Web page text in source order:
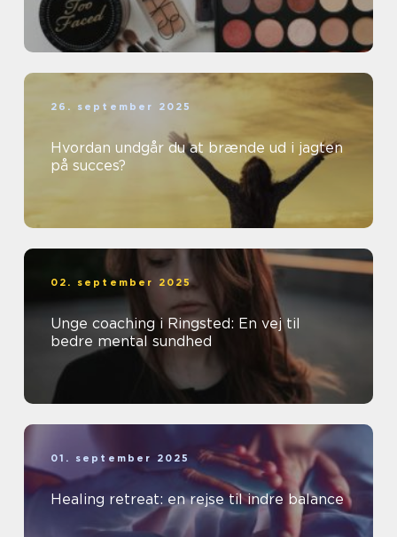
26. september 2025
Hvordan undgår du at brænde ud i jagten
på succes?
02. september 2025
Unge coaching i Ringsted: En vej til
bedre mental sundhed
01. september 2025
Healing retreat: en rejse til indre balance